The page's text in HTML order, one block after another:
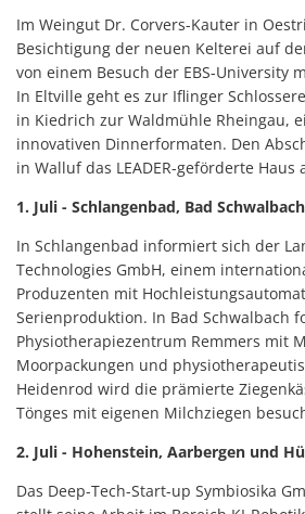
Im Weingut Dr. Corvers-Kauter in
Besichtigung der neuen Kelterei auf
von einem Besuch der EBS-University
In Eltville geht es zur Iflinger
in Kiedrich zur Waldmühle Rheingau,
innovativen Dinnerformaten. Den
in Walluf das LEADER-geförderte Haus
1. Juli - Schlangenbad, Bad
In Schlangenbad informiert sich der
Technologies GmbH, einem
Produzenten mit
Serienproduktion. In Bad Schwalbach
Physiotherapiezentrum Remmers mit
Moorpackungen und
Heidenrod wird die prämierte
Tönges mit eigenen Milchziegen
2. Juli - Hohenstein, Aarbergen und
Das Deep-Tech-Start-up Symbiosika